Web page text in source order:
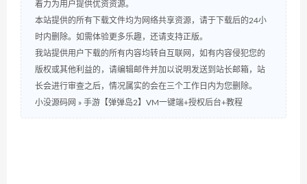
着力为用户提供优资资源。
本站提供的所有下载文件均为网络共享资源，请于下载后的24小
时内删除。如需体验更多乐趣，还请支持正版。
我站提供用户下载的所有内容均转自互联网，如有内容侵犯您的
版权或其他利益的，请编辑邮件并加以说明发送到站长邮箱，站
长会进行审查之后，情况属实的会在三个工作日内为您删除。
小没源码网 » 手游【弹弹岛2】VM一键端+授权后台+教程